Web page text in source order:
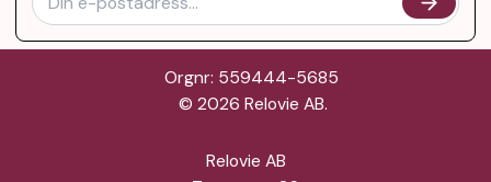
Orgnr: 559444-5685
© 2026 Relovie AB.
Relovie AB